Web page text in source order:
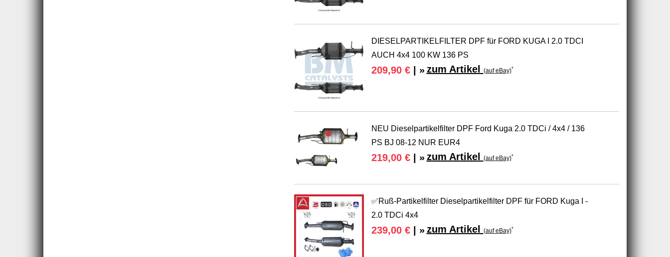
DIESELPARTIKELFILTER DPF für FORD KUGA I 2.0 TDCI
AUCH 4x4 100 KW 136 PS
209,90 €| » zum Artikel (auf eBay)*
NEU Dieselpartikelfilter DPF Ford Kuga 2.0 TDCi / 4x4 / 136
PS BJ 08-12 NUR EUR4
219,00 €| » zum Artikel (auf eBay)*
✅Ruß-Partikelfilter Dieselpartikelfilter DPF für FORD Kuga I -
2.0 TDCi 4x4
239,00 €| » zum Artikel (auf eBay)*